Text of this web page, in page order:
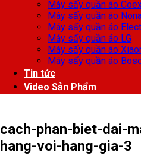
Máy sấy quần áo
Máy sấy quần áo
Máy sấy quần áo
Máy sấy quần áo LG
Máy sấy quần áo
Máy sấy quần áo
Tin tức
Video Sản Phẩm
cach-phan-biet-dai-
hang-voi-hang-gia-3